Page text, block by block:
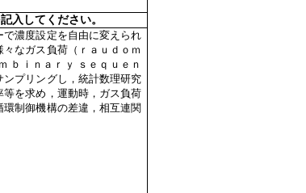
入してください。
濃度設定を自由に変えられ
なガス負荷（ｒａｕｄｏｍ
ｂｉｎａｒｙ ｓｅｑｕｅｎ
プリングし，統計数理研究
を求め，運動時，ガス負荷
制御機構の差違，相互連関